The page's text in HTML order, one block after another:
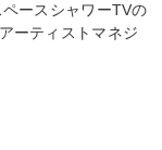
ースシャワーTVの
ーティストマネジ